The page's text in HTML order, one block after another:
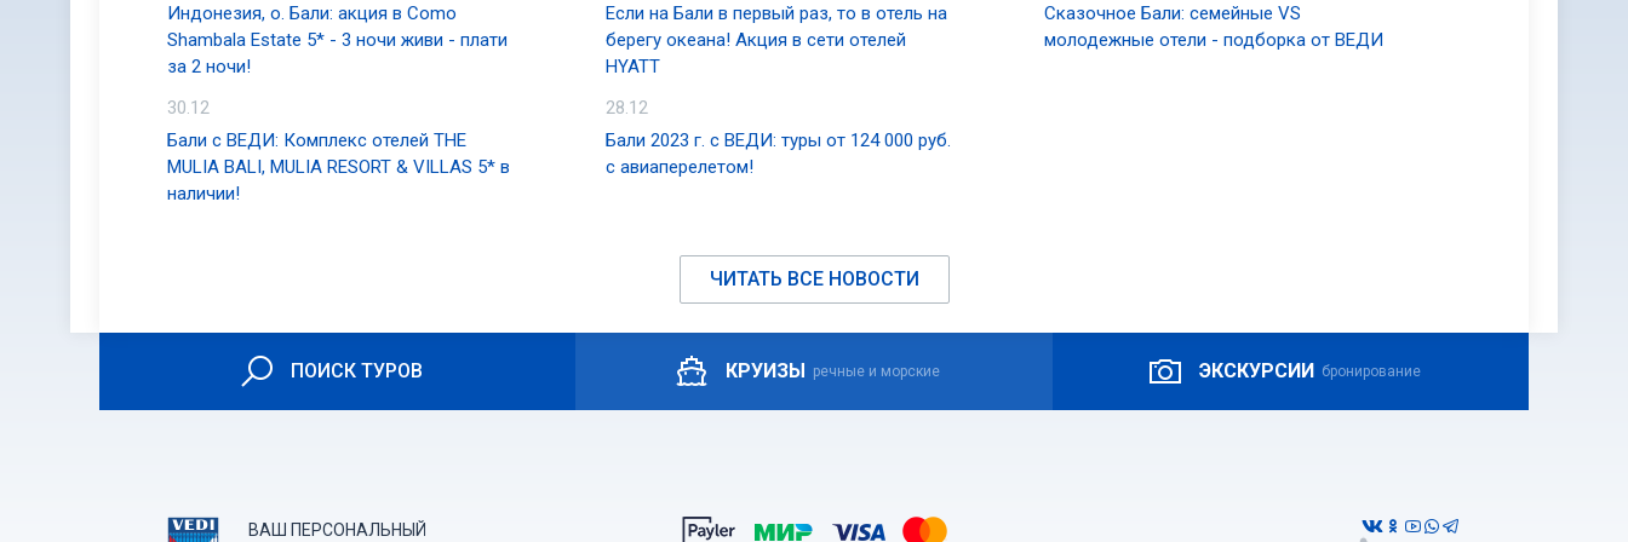
Индонезия, о. Бали: акция в Como
Shambala Estate 5* - 3 ночи живи - плати
за 2 ночи!
Если на Бали в первый раз, то в отель на
берегу океана! Акция в сети отелей
HYATT
Сказочное Бали: семейные VS
молодежные отели - подборка от ВЕДИ
30.12
Бали с ВЕДИ: Комплекс отелей THE
MULIA BALI, MULIA RESORT & VILLAS 5* в
наличии!
28.12
Бали 2023 г. с ВЕДИ: туры от 124 000 руб.
с авиаперелетом!
ЧИТАТЬ ВСЕ НОВОСТИ
ПОИСК ТУРОВ КРУИЗЫ речные и морские ЭКСКУРСИИ бронирование
ВАШ ПЕРСОНАЛЬНЫЙ